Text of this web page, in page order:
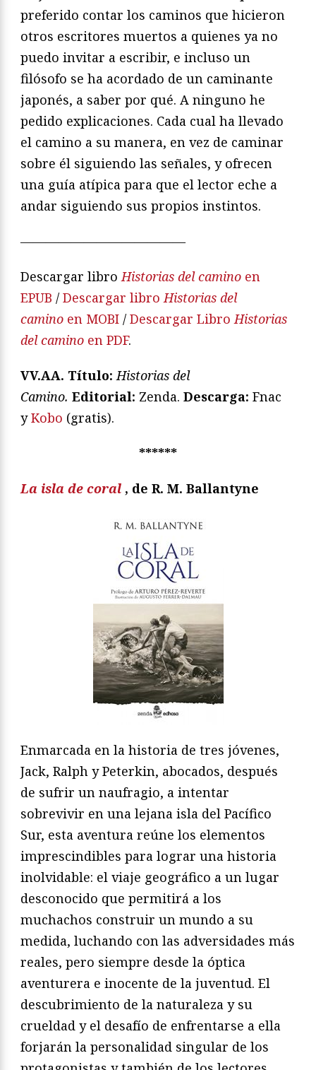
preferido contar los caminos que hicieron
otros escritores muertos a quienes ya no
puedo invitar a escribir, e incluso un
filósofo se ha acordado de un caminante
japonés, a saber por qué. A ninguno he
pedido explicaciones. Cada cual ha llevado
el camino a su manera, en vez de caminar
sobre él siguiendo las señales, y ofrecen
una guía atípica para que el lector eche a
andar siguiendo sus propios instintos.
—————————————
Descargar libro Historias del camino en
EPUB / Descargar libro Historias del
camino en MOBI / Descargar Libro Historias
del camino en PDF.
VV.AA. Título: Historias del
Camino. Editorial: Zenda. Descarga: Fnac
yKobo (gratis).
******
La isla de coral , de R. M. Ballantyne
Enmarcada en la historia de tres jóvenes,
Jack, Ralph y Peterkin, abocados, después
de sufrir un naufragio, a intentar
sobrevivir en una lejana isla del Pacífico
Sur, esta aventura reúne los elementos
imprescindibles para lograr una historia
inolvidable: el viaje geográfico a un lugar
desconocido que permitirá a los
muchachos construir un mundo a su
medida, luchando con las adversidades más
reales, pero siempre desde la óptica
aventurera e inocente de la juventud. El
descubrimiento de la naturaleza y su
crueldad y el desafío de enfrentarse a ella
forjarán la personalidad singular de los